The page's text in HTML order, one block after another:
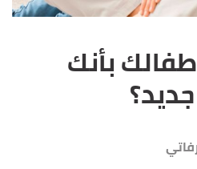
بأنك